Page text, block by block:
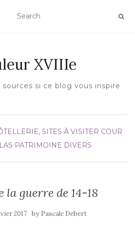
LA NAVIGATION
XVIIIe
si ce blog vous inspire
SITES À VISITER COUR
PATRIMOINE DIVERS
la guerre de 14-18
2017 by Pascale Debert